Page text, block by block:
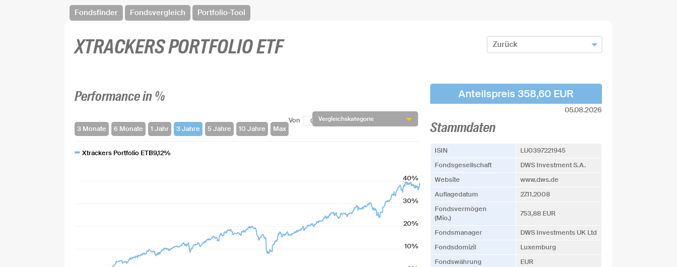
Fondsfinder Fondsvergleich Portfolio-Tool
XTRACKERS PORTFOLIO ETF
Zurück
Performance in %
Vergleichskategorie
Von Bis
Xtrackers Portfolio ETF39,12%
10%
20%
30%
40%
Anteilspreis 358,60 EUR
05.08.2026
Stammdaten
ISIN
LU0397221945
Fonds­­gesellschaft
DWS Investment S.A.
Website
www.dws.de
Auflagedatum
27.11.2008
Fonds­vermögen
(Mio.)
753,88 EUR
Fonds­manager
DWS Investments UK Ltd
Fonds­domizil
Luxemburg
Fonds­währung
EUR